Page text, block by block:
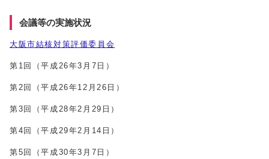
会議等の実施状況
大阪市結核対策評価委員会
第1回（平成26年3月7日）
第2回（平成26年12月26日）
第3回（平成28年2月29日）
第4回（平成29年2月14日）
第5回（平成30年3月7日）